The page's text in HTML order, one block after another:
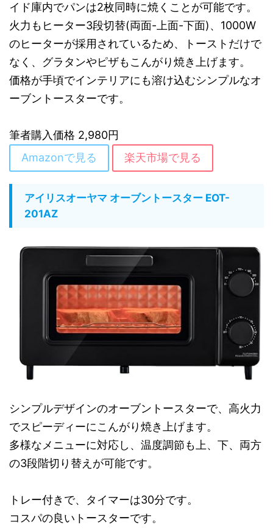
イド庫内でパンは2枚同時に焼くことが可能です。
火力もヒーター3段切替(両面-上面-下面)、1000W
のヒーターが採用されているため、トーストだけで
なく、グラタンやピザもこんがり焼き上げます。
価格が手頃でインテリアにも溶け込むシンプルなオ
ーブントースターです。
筆者購入価格 2,980円
Amazonで見る
楽天市場で見る
アイリスオーヤマ オーブントースター EOT-
201AZ
シンプルデザインのオーブントースターで、高火力
でスピーディーにこんがり焼き上げます。
多様なメニューに対応し、温度調節も上、下、両方
の3段階切り替えが可能です。
トレー付きで、タイマーは30分です。
コスパの良いトースターです。